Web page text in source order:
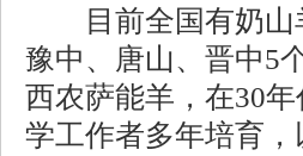
目前全国有奶山
豫中、唐山、晋中5
西农萨能羊，在30
学工作者多年培育